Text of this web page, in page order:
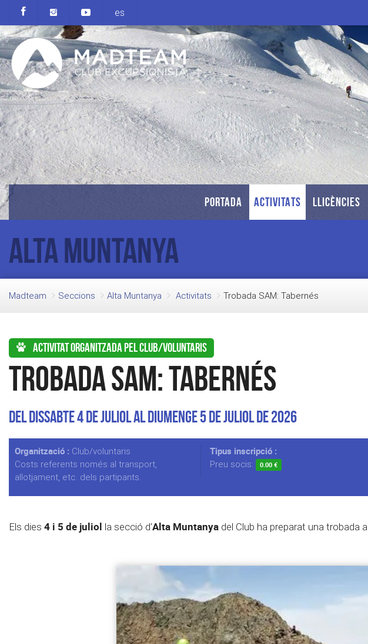
es
PORTADA ACTIVITATS LLICÈNCIES
Alta Muntanya
Madteam Seccions Alta Muntanya Activitats Trobada SAM: Tabernés
Activitat organitzada pel club/voluntaris
Trobada SAM: Tabernés
Del Dissabte 4 de Juliol al Diumenge 5 de Juliol de 2026
Organització : Club/voluntaris
Costs referents només al transport,
allotjament, etc. dels partipants.
Tipus inscripció :
Preu socis: 0.00 €
Els dies 4 i 5 de juliol la secció d'Alta Muntanya del Club ha preparat una trobada a